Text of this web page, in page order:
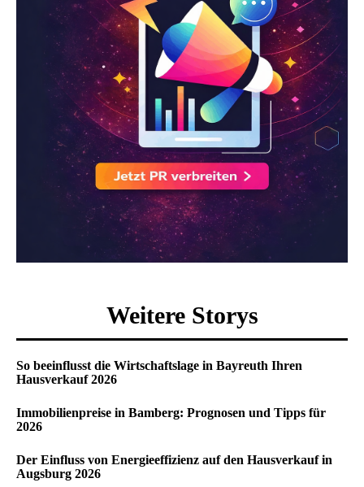
Weitere Storys
So beeinflusst die Wirtschaftslage in Bayreuth Ihren
Hausverkauf 2026
Immobilienpreise in Bamberg: Prognosen und Tipps für
2026
Der Einfluss von Energieeffizienz auf den Hausverkauf in
Augsburg 2026